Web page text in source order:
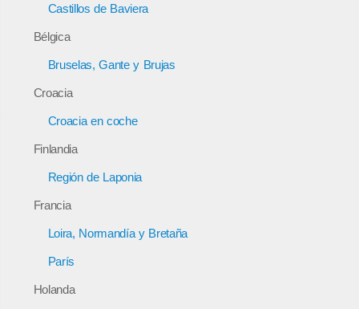
Castillos de Baviera
Bélgica
Bruselas, Gante y Brujas
Croacia
Croacia en coche
Finlandia
Región de Laponia
Francia
Loira, Normandía y Bretaña
París
Holanda